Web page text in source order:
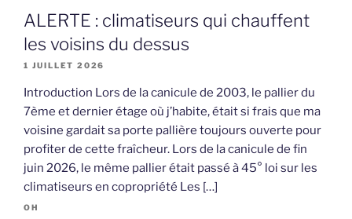
ALERTE : climatiseurs qui chauffent
les voisins du dessus
1 JUILLET 2026
Introduction Lors de la canicule de 2003, le pallier du
7ème et dernier étage où j’habite, était si frais que ma
voisine gardait sa porte pallière toujours ouverte pour
profiter de cette fraîcheur. Lors de la canicule de fin
juin 2026, le même pallier était passé à 45° loi sur les
climatiseurs en copropriété Les […]
OH